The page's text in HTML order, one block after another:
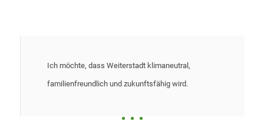
Ich möchte, dass Weiterstadt klimaneutral,
familienfreundlich und zukunftsfähig wird.